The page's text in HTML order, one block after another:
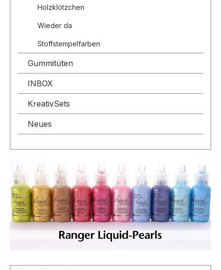
Holzklötzchen
Wieder da
Stoffstempelfarben
Gummitüten
INBOX
KreativSets
Neues